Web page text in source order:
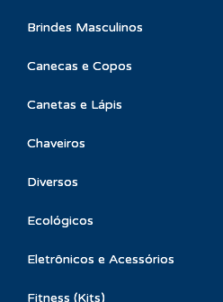
Brindes Masculinos
Canecas e Copos
Canetas e Lápis
Chaveiros
Diversos
Ecológicos
Eletrônicos e Acessórios
Fitness (Kits)